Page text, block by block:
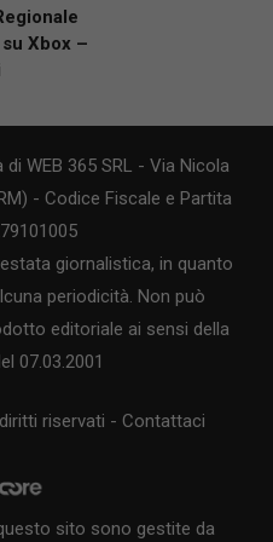
Xbox –
WEB 365 SRL - Via Nicola
- Codice Fiscale e Partita
giornalistica, in quanto
periodicità. Non può
editoriale ai sensi della
07.03.2001
riservati - Contattaci
sito sono gestite da